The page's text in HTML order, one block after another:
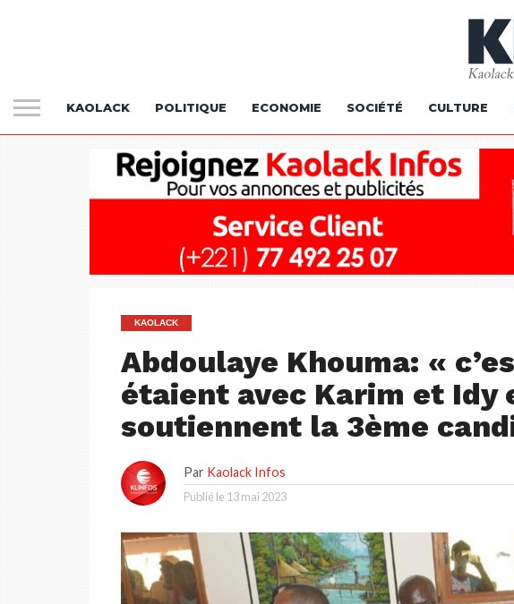
KAOLACK POLITIQUE ECONOMIE SOCIÉTÉ CULTURE
KAOLACK
Abdoulaye Khouma: «
étaient avec Karim et Idy
soutiennent la 3ème
Par Kaolack Infos
Publié le 13 mai 2023